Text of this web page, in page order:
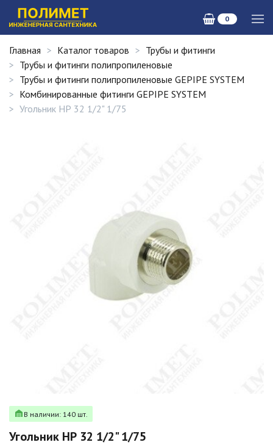
0
Главная Каталог товаров
Трубы и фитинги
Трубы и фитинги полипропиленовые
Трубы и фитинги полипропиленовые GEPIPE SYSTEM
Комбинированные фитинги GEPIPE SYSTEM
Угольник НР 32 1/2" 1/75
В наличии: 140 шт.
Угольник НР 32 1/2" 1/75